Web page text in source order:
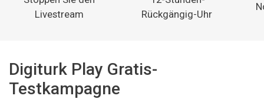
Livestream
Rückgängig-Uhr
Digiturk Play Gratis-
Testkampagne